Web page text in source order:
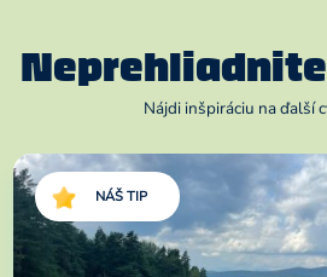
Nájdi inšpiráciu na ďalší
NÁŠ TIP